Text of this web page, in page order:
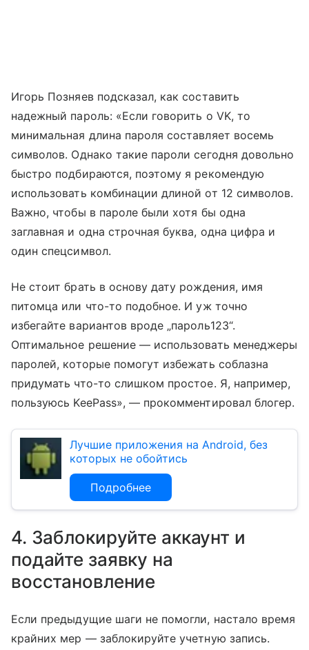
Игорь Позняев подсказал, как составить
надежный пароль: «Если говорить о VK, то
минимальная длина пароля составляет восемь
символов. Однако такие пароли сегодня довольно
быстро подбираются, поэтому я рекомендую
использовать комбинации длиной от 12 символов.
Важно, чтобы в пароле были хотя бы одна
заглавная и одна строчная буква, одна цифра и
один спецсимвол.
Не стоит брать в основу дату рождения, имя
питомца или что-то подобное. И уж точно
избегайте вариантов вроде „пароль123“.
Оптимальное решение — использовать менеджеры
паролей, которые помогут избежать соблазна
придумать что-то слишком простое. Я, например,
пользуюсь KeePass», — прокомментировал блогер.
Лучшие приложения на Android, без
которых не обойтись
Подробнее
4. Заблокируйте аккаунт и
подайте заявку на
восстановление
Если предыдущие шаги не помогли, настало время
крайних мер — заблокируйте учетную запись.